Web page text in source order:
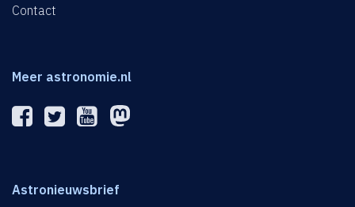
Contact
Meer astronomie.nl
Astronieuwsbrief